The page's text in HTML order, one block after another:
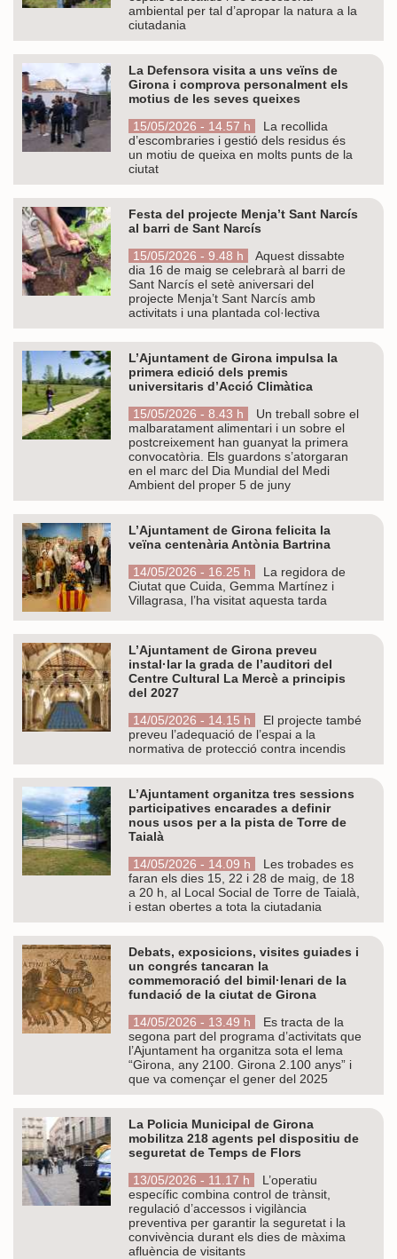
ambiental per tal d’apropar la natura a la
ciutadania
La Defensora visita a uns veïns de
Girona i comprova personalment els
motius de les seves queixes
15/05/2026 - 14.57 h
La recollida
d’escombraries i gestió dels residus és
un motiu de queixa en molts punts de la
ciutat
Festa del projecte Menja’t Sant Narcís
al barri de Sant Narcís
15/05/2026 - 9.48 h
Aquest dissabte
dia 16 de maig se celebrarà al barri de
Sant Narcís el setè aniversari del
projecte Menja’t Sant Narcís amb
activitats i una plantada col·lectiva
L’Ajuntament de Girona impulsa la
primera edició dels premis
universitaris d’Acció Climàtica
15/05/2026 - 8.43 h
Un treball sobre el
malbaratament alimentari i un sobre el
postcreixement han guanyat la primera
convocatòria. Els guardons s’atorgaran
en el marc del Dia Mundial del Medi
Ambient del proper 5 de juny
L’Ajuntament de Girona felicita la
veïna centenària Antònia Bartrina
14/05/2026 - 16.25 h
La regidora de
Ciutat que Cuida, Gemma Martínez i
Villagrasa, l’ha visitat aquesta tarda
L’Ajuntament de Girona preveu
instal·lar la grada de l’auditori del
Centre Cultural La Mercè a principis
del 2027
14/05/2026 - 14.15 h
El projecte també
preveu l’adequació de l’espai a la
normativa de protecció contra incendis
L’Ajuntament organitza tres sessions
participatives encarades a definir
nous usos per a la pista de Torre de
Taialà
14/05/2026 - 14.09 h
Les trobades es
faran els dies 15, 22 i 28 de maig, de 18
a 20 h, al Local Social de Torre de Taialà,
i estan obertes a tota la ciutadania
Debats, exposicions, visites guiades i
un congrés tancaran la
commemoració del bimil·lenari de la
fundació de la ciutat de Girona
14/05/2026 - 13.49 h
Es tracta de la
segona part del programa d’activitats que
l’Ajuntament ha organitza sota el lema
“Girona, any 2100. Girona 2.100 anys” i
que va començar el gener del 2025
La Policia Municipal de Girona
mobilitza 218 agents pel dispositiu de
seguretat de Temps de Flors
13/05/2026 - 11.17 h
L’operatiu
específic combina control de trànsit,
regulació d’accessos i vigilància
preventiva per garantir la seguretat i la
convivència durant els dies de màxima
afluència de visitants